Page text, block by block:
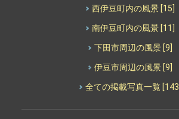
西伊豆町内の風景 [15]
南伊豆町内の風景 [11]
下田市周辺の風景 [9]
伊豆市周辺の風景 [9]
全ての掲載写真一覧 [143]